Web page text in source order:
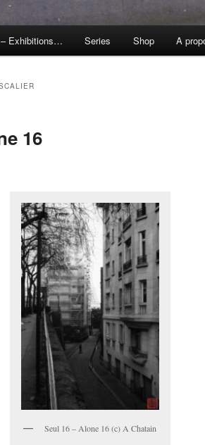
Exhibitions… Series Shop A
16
Seul 16 – Alone 16 (c) A Chatain